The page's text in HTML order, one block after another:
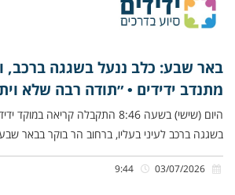
באר שבע: כלב ננעל בשגגה ברכב,
מתנדב ידידים • ״תודה רבה שלא
היום (שישי) בשעה 8:46 התקבלה קריאה
בשגגה ברכב לעיני בעליו, ברחוב הר בוקר בבאר